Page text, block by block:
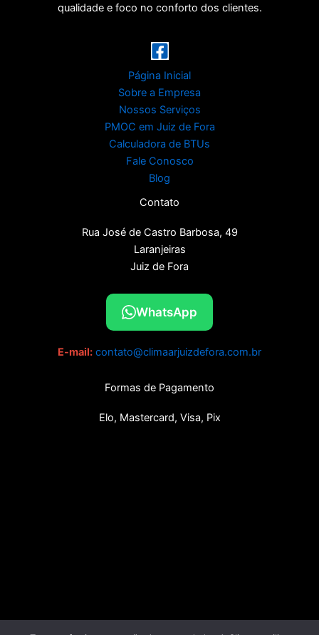
qualidade e foco no conforto dos clientes.
Página Inicial
Sobre a Empresa
Nossos Serviços
PMOC em Juiz de Fora
Calculadora de BTUs
Fale Conosco
Blog
Contato
Rua José de Castro Barbosa, 49
Laranjeiras
Juiz de Fora
WhatsApp
E-mail: contato@climaarjuizdefora.com.br
Formas de Pagamento
Elo, Mastercard, Visa, Pix